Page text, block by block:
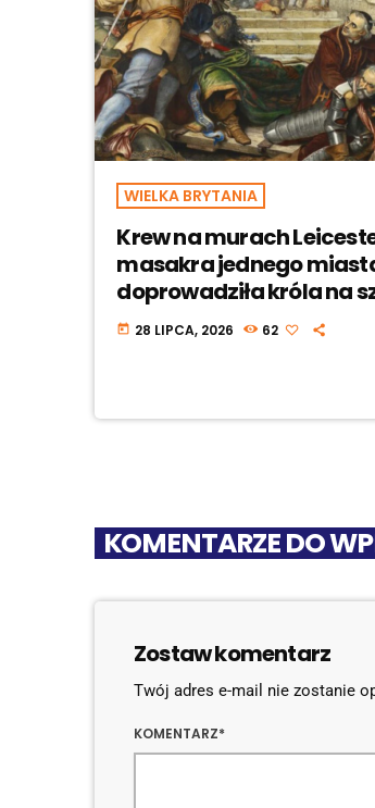
WIELKA BRYTANIA
Krew na murach
masakra jednego
doprowadziła króla na
today 28 LIPCA, 2026 62
KOMENTARZE DO
Zostaw komentarz
Twój adres e-mail nie zostanie
KOMENTARZ*